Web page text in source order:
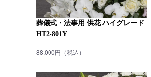
葬儀式・法事用 供花 ハイグレード
HT2-801Y
88,000円（税込）